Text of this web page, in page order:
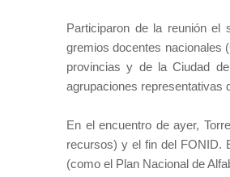
Participaron de la reunión el
gremios docentes nacionales
provincias y de la Ciudad
agrupaciones representativas
En el encuentro de ayer,
recursos) y el fin del FONID.
(como el Plan Nacional de